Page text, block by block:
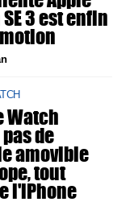
3 est enfin
Watch
de
amovible
tout
l'iPhone